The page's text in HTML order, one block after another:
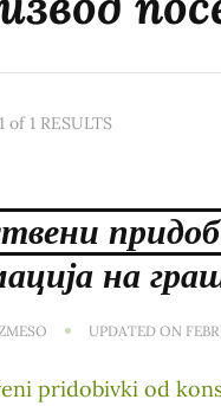
of 1 RESULTS
на
UPDATED ON